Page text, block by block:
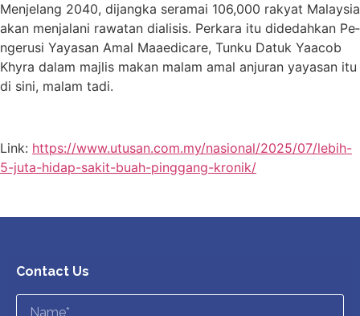
Menjelang 2040, dijangka seramai 106,000 rakyat Malaysia
akan menjalani rawatan dialisis. Perkara itu didedahkan Pe­
ngerusi Yayasan Amal Maaedicare, Tunku Datuk Yaacob
Khyra dalam majlis makan malam amal anjuran yayasan itu
di sini, malam tadi.
Link: https://www.utusan.com.my/nasional/2025/07/lebih-
5-juta-hidap-sakit-buah-pinggang-kronik/
Contact Us